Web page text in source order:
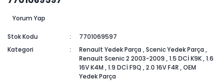
Yorum Yap
Stok Kodu
7701069597
Kategori
Renault Yedek Parça ,Scenic Yedek Parça ,
Renault Scenic 2 2003-2009 ,1.5 DCİ K9K,1.6
16V K4M ,1.9 DCİ F9Q ,2.0 16V F4R ,OEM
Yedek Parça